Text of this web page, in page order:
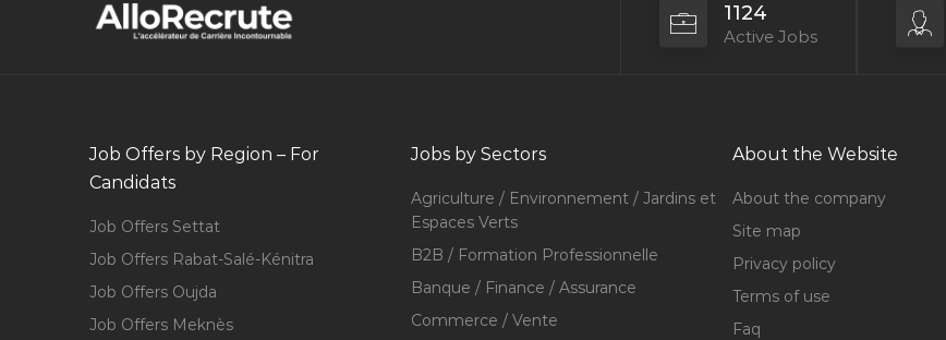
1124
Active Jobs
Job Offers by Region – For
Candidats
Job Offers Settat
Job Offers Rabat-Salé-Kénitra
Job Offers Oujda
Job Offers Meknès
Jobs by Sectors
Agriculture / Environnement / Jardins et
Espaces Verts
B2B / Formation Professionnelle
Banque / Finance / Assurance
Commerce / Vente
About the Website
About the company
Site map
Privacy policy
Terms of use
Faq